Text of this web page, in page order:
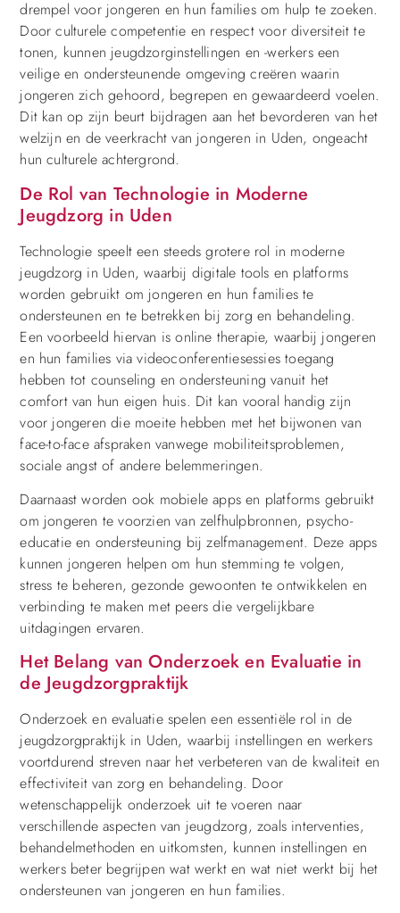
drempel voor jongeren en hun families om hulp te zoeken.
Door culturele competentie en respect voor diversiteit te
tonen, kunnen jeugdzorginstellingen en -werkers een
veilige en ondersteunende omgeving creëren waarin
jongeren zich gehoord, begrepen en gewaardeerd voelen.
Dit kan op zijn beurt bijdragen aan het bevorderen van het
welzijn en de veerkracht van jongeren in Uden, ongeacht
hun culturele achtergrond.
De Rol van Technologie in Moderne
Jeugdzorg in Uden
Technologie speelt een steeds grotere rol in moderne
jeugdzorg in Uden, waarbij digitale tools en platforms
worden gebruikt om jongeren en hun families te
ondersteunen en te betrekken bij zorg en behandeling.
Een voorbeeld hiervan is online therapie, waarbij jongeren
en hun families via videoconferentiesessies toegang
hebben tot counseling en ondersteuning vanuit het
comfort van hun eigen huis. Dit kan vooral handig zijn
voor jongeren die moeite hebben met het bijwonen van
face-to-face afspraken vanwege mobiliteitsproblemen,
sociale angst of andere belemmeringen.
Daarnaast worden ook mobiele apps en platforms gebruikt
om jongeren te voorzien van zelfhulpbronnen, psycho-
educatie en ondersteuning bij zelfmanagement. Deze apps
kunnen jongeren helpen om hun stemming te volgen,
stress te beheren, gezonde gewoonten te ontwikkelen en
verbinding te maken met peers die vergelijkbare
uitdagingen ervaren.
Het Belang van Onderzoek en Evaluatie in
de Jeugdzorgpraktijk
Onderzoek en evaluatie spelen een essentiële rol in de
jeugdzorgpraktijk in Uden, waarbij instellingen en werkers
voortdurend streven naar het verbeteren van de kwaliteit en
effectiviteit van zorg en behandeling. Door
wetenschappelijk onderzoek uit te voeren naar
verschillende aspecten van jeugdzorg, zoals interventies,
behandelmethoden en uitkomsten, kunnen instellingen en
werkers beter begrijpen wat werkt en wat niet werkt bij het
ondersteunen van jongeren en hun families.